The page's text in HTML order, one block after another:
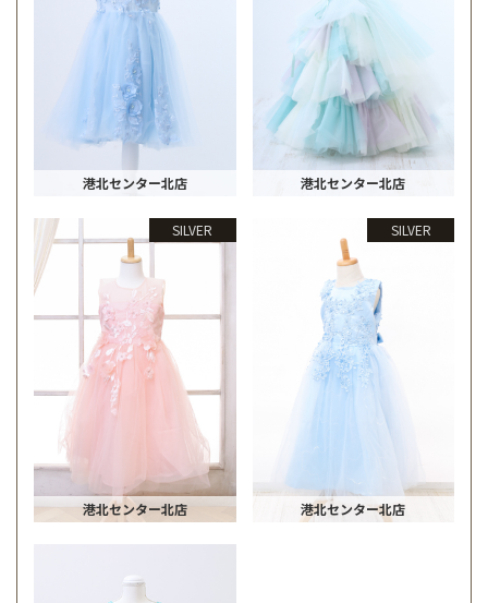
港北センター北店 港北センター北店
SILVER
港北センター北店
SILVER
港北センター北店